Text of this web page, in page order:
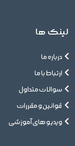
لینک ها
درباره ما
ارتباط با ما
سوالات متداول
قوانین و مقررات
ویدیو های آموزشی